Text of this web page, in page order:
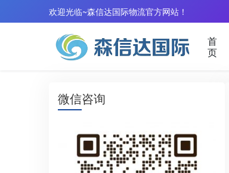
欢迎光临~森信达国际物流官方网站！
首
页
微信咨询